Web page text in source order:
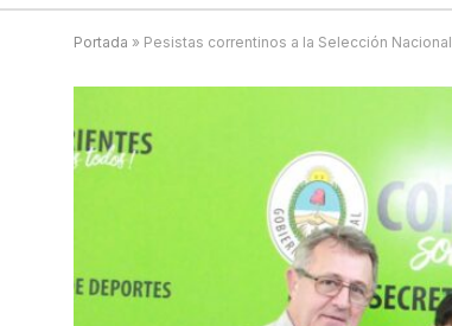
Portada » Pesistas correntinos a la Selección Nacional